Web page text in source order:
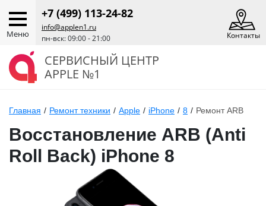
Меню
+7 (499) 113-24-82
info@applen1.ru
пн-вск: 09:00 - 21:00
Контакты
СЕРВИСНЫЙ ЦЕНТР
APPLE №1
Главная / Ремонт техники / Apple / iPhone / 8 / Ремонт ARB
Восстановление ARB (Anti
Roll Back) iPhone 8